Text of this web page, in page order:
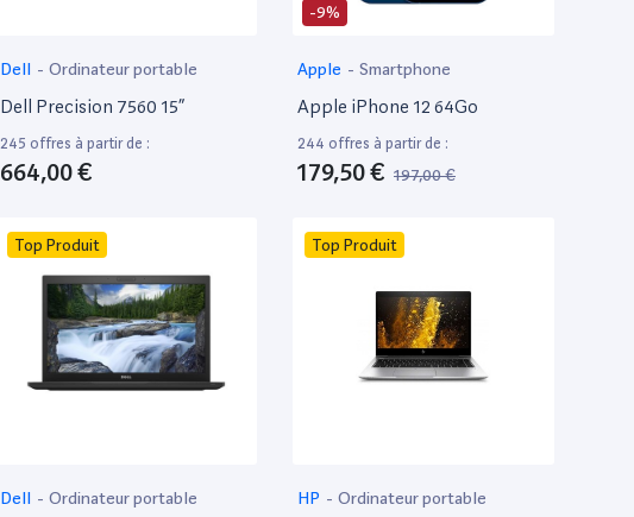
Dell - Ordinateur portable
Dell Precision 7560 15”
245 offres à partir de :
664,00 €
-9%
Apple - Smartphone
Apple iPhone 12 64Go
244 offres à partir de :
179,50 € 197,00 €
Top Produit
Dell - Ordinateur portable
Top Produit
HP - Ordinateur portable